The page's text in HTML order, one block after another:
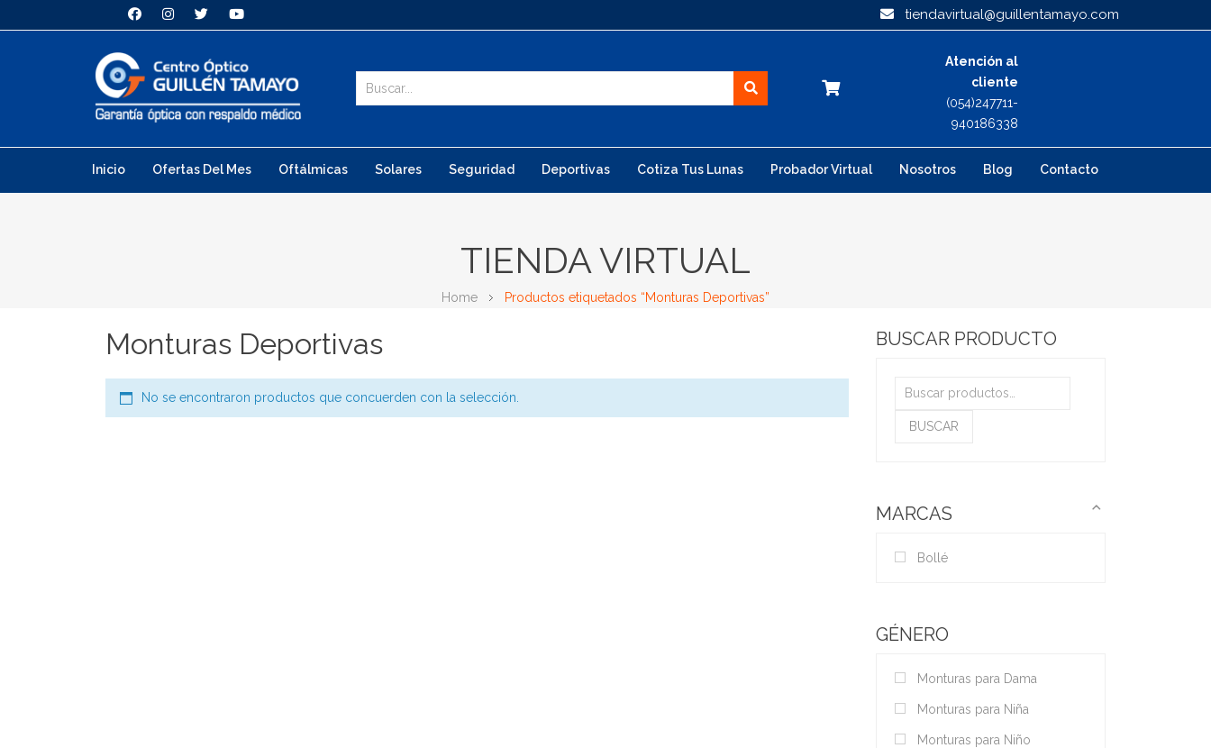
tiendavirtual@guillentamayo.com
Atención al
cliente
(054)247711-
940186338
Inicio Ofertas Del Mes Oftálmicas Solares Seguridad Deportivas Cotiza Tus Lunas Probador Virtual Nosotros Blog Contacto
TIENDA VIRTUAL
Home Productos etiquetados “Monturas Deportivas”
Monturas Deportivas
No se encontraron productos que concuerden con la selección.
BUSCAR PRODUCTO
Buscar
BUSCAR
MARCAS
Bollé
GÉNERO
Monturas para Dama
Monturas para Niña
Monturas para Niño